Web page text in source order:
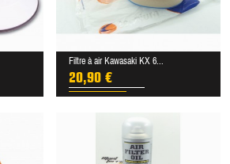
Filtre à air Kawasaki KX 6...
20,90 €